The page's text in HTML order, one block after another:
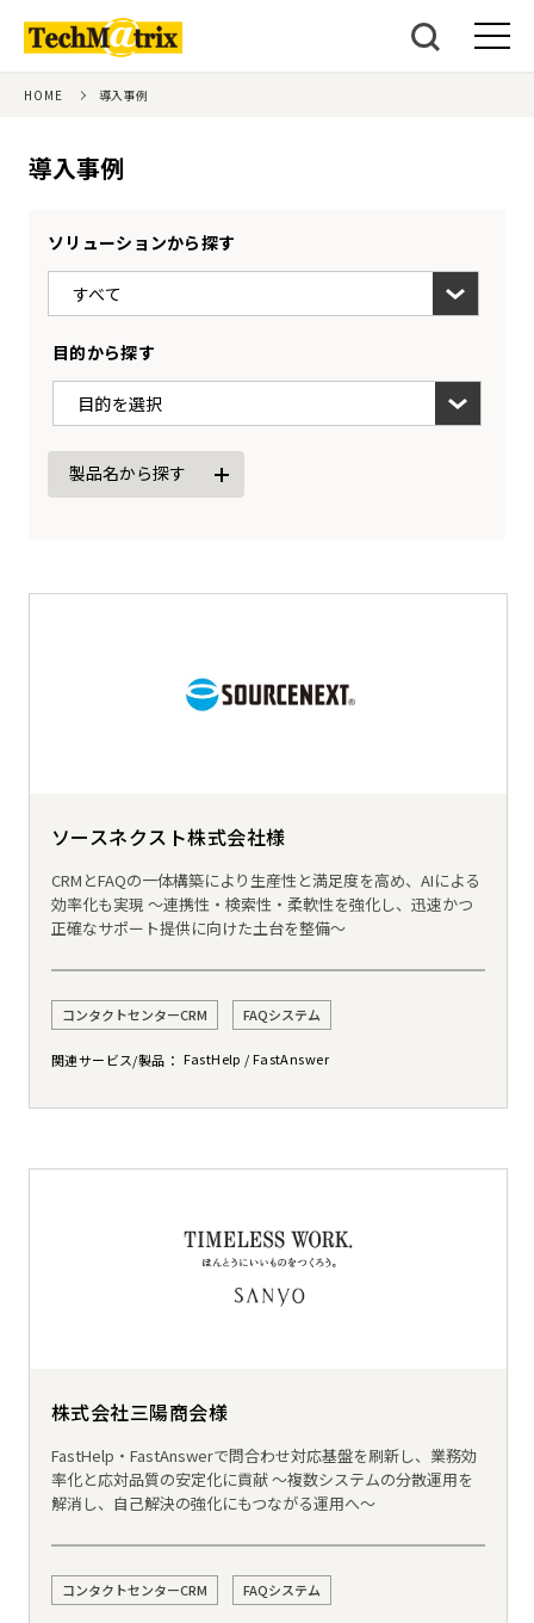
HOME 導入事例
導入事例
ソリューションから探す
すべて
目的から探す
目的を選択
製品名から探す
ソースネクスト株式会社様
CRMとFAQの一体構築により生産性と満足度を高め、AIによる
効率化も実現 ～連携性・検索性・柔軟性を強化し、迅速かつ
正確なサポート提供に向けた土台を整備～
コンタクトセンターCRM FAQシステム
関連サービス/製品 FastHelp FastAnswer
株式会社三陽商会様
FastHelp・FastAnswerで問合わせ対応基盤を刷新し、業務効
率化と応対品質の安定化に貢献 ～複数システムの分散運用を
解消し、自己解決の強化にもつながる運用へ～
コンタクトセンターCRM FAQシステム